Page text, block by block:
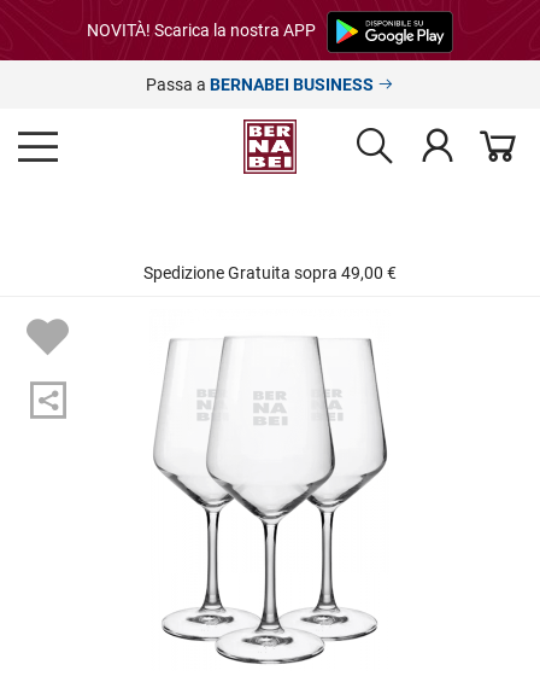
NOVITÀ! Scarica la nostra APP
Passa a BERNABEI BUSINESS
Spedizione Gratuita sopra 49,00 €